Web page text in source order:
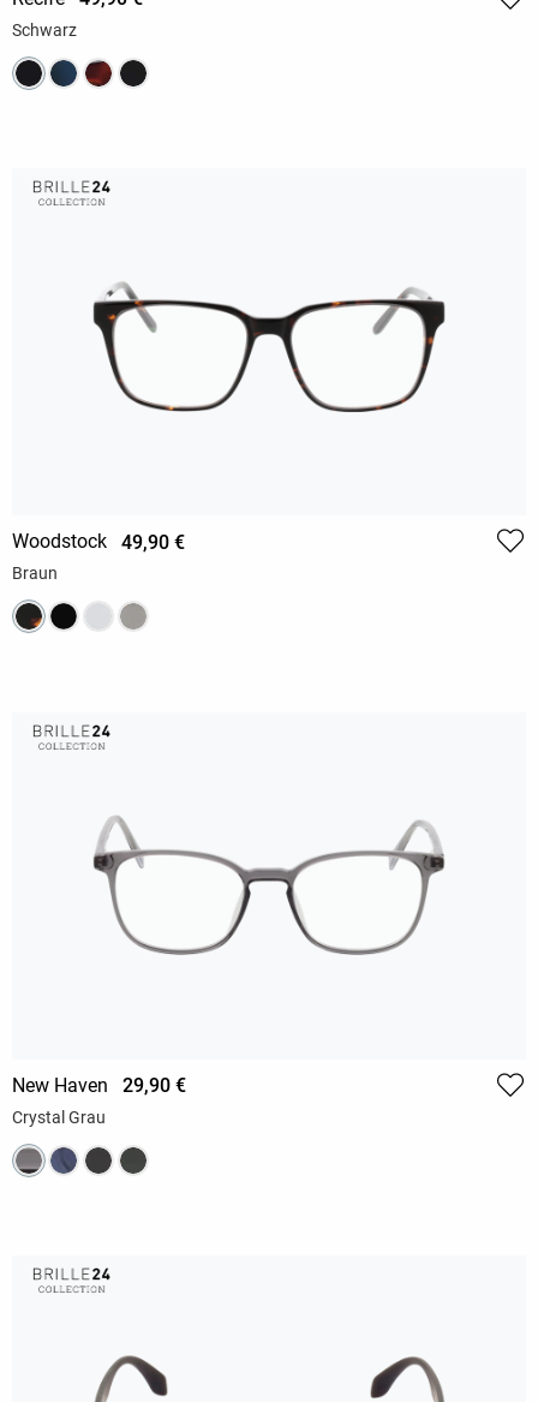
Schwarz
Woodstock 49,90 €
Braun
New Haven 29,90 €
Crystal Grau